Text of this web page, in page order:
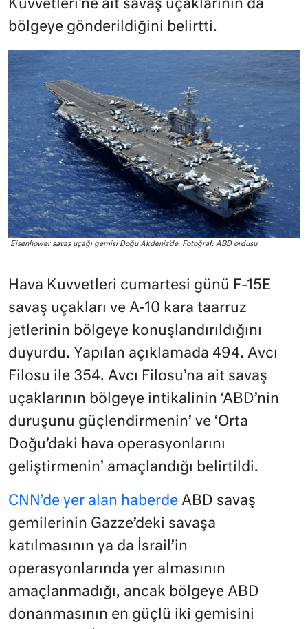
Kuvvetleri’ne ait savaş uçaklarının da
bölgeye gönderildiğini belirtti.
Eisenhower savaş uçağı gemisi Doğu Akdeniz’de. Fotoğraf: ABD ordusu
Hava Kuvvetleri cumartesi günü F-15E
savaş uçakları ve A-10 kara taarruz
jetlerinin bölgeye konuşlandırıldığını
duyurdu. Yapılan açıklamada 494. Avcı
Filosu ile 354. Avcı Filosu’na ait savaş
uçaklarının bölgeye intikalinin ‘ABD’nin
duruşunu güçlendirmenin’ ve ‘Orta
Doğu’daki hava operasyonlarını
geliştirmenin’ amaçlandığı belirtildi.
CNN’de yer alan haberde ABD savaş
gemilerinin Gazze’deki savaşa
katılmasının ya da İsrail’in
operasyonlarında yer almasının
amaçlanmadığı, ancak bölgeye ABD
donanmasının en güçlü iki gemisini